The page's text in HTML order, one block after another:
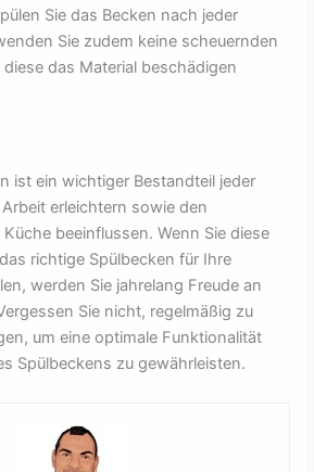
Sie das Becken nach jeder
Sie zudem keine scheuernden
das Material beschädigen
ist ein wichtiger Bestandteil jeder
erleichtern sowie den
beeinflussen. Wenn Sie diese
richtige Spülbecken für Ihre
werden Sie jahrelang Freude an
Sie nicht, regelmäßig zu
um eine optimale Funktionalität
Spülbeckens zu gewährleisten.